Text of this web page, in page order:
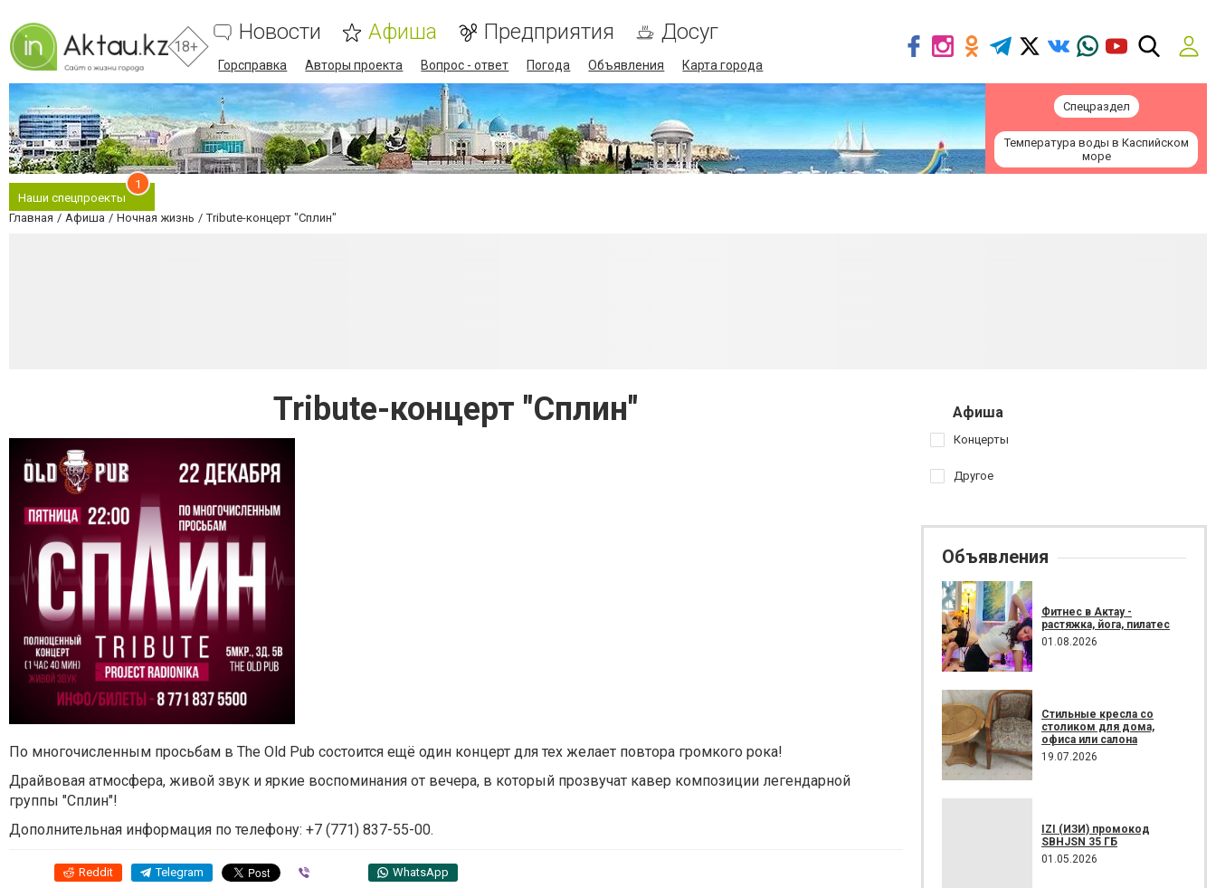
18+
Новости Афиша Предприятия Досуг
Горсправка Авторы проекта Вопрос - ответ Погода Объявления Карта города
Спецраздел
Температура воды в Каспийском
море
Наши спецпроекты
1
Главная Афиша Ночная жизнь Tribute-концерт "Сплин"
Tribute-концерт "Сплин"
По многочисленным просьбам в The Old Pub состоится ещё один концерт для тех желает повтора громкого рока!
Драйвовая атмосфера, живой звук и яркие воспоминания от вечера, в который прозвучат кавер композиции легендарной
группы "Сплин"!
Дополнительная информация по телефону: +7 (771) 837-55-00.
Reddit Telegram WhatsApp
Афиша
Концерты
Другое
Объявления
Фитнес в Актау -
растяжка, йога, пилатес
01.08.2026
Стильные кресла со
столиком для дома,
офиса или салона
19.07.2026
IZI (ИЗИ) промокод
SBHJSN 35 ГБ
01.05.2026